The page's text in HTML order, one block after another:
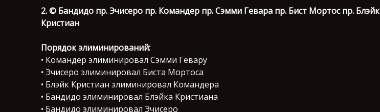
2. © Бандидо пр. Эчисеро пр. Командер пр. Сэмми Гевара пр. Бист Мортос пр. Блэйк
Кристиан
Порядок элиминирований:
• Командер элиминировал Сэмми Гевару
• Эчисеро элиминировал Биста Мортоса
• Блэйк Кристиан элиминировал Командера
• Бандидо элиминировал Блэйка Кристиана
• Бандидо элиминировал Эчисеро